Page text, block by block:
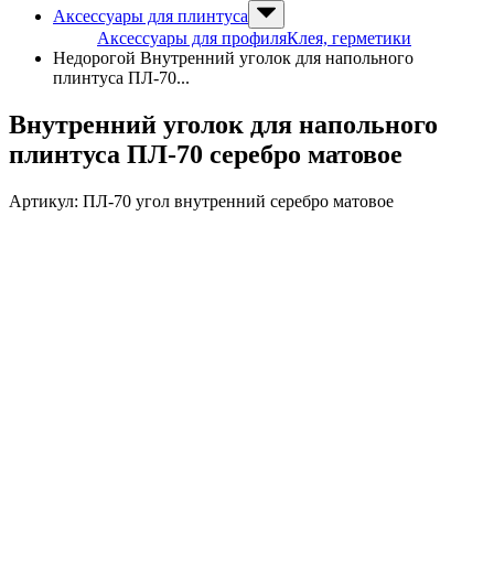
Аксессуары для плинтуса
Аксессуары для профиляКлея, герметики
Недорогой Внутренний уголок для напольного
плинтуса ПЛ-70...
Внутренний уголок для напольного
плинтуса ПЛ-70 серебро матовое
Артикул: ПЛ-70 угол внутренний серебро матовое